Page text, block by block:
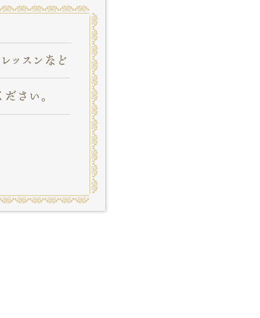
ッスンなど
さい。